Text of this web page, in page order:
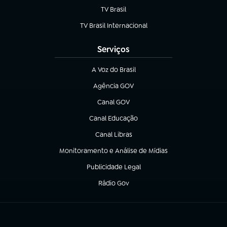
TV Brasil
(abre em nova aba)
TV Brasil Internacional
(abre em nova aba)
Serviços
A Voz do Brasil
(abre em nova aba)
Agência GOV
(abre em nova aba)
Canal GOV
(abre em nova aba)
Canal Educação
(abre em nova aba)
Canal Libras
(abre em nova aba)
Monitoramento e Análise de Mídias
(abre em nova aba)
Publicidade Legal
(abre em nova aba)
Rádio Gov
(abre em nova aba)